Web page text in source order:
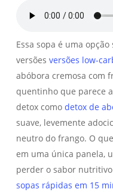
Essa sopa é uma
versões versões low-
abóbora cremosa com
quentinho que parece
detox como detox de
suave, levemente
neutro do frango. O
em uma única panela,
perder o sabor
sopas rápidas em 15